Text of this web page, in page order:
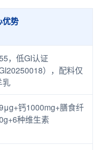
优势
，低GI认证
），配料仅
乳
钙1000mg+膳食纤
种维生素